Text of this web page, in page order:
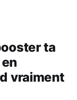
ta
vraiment